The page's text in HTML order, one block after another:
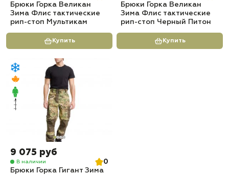
Брюки Горка Великан
Зима Флис тактические
рип-стоп Мультикам
Купить
Брюки Горка Великан
Зима Флис тактические
рип-стоп Черный Питон
Купить
9 075 руб
В наличии
0
Брюки Горка Гигант Зима